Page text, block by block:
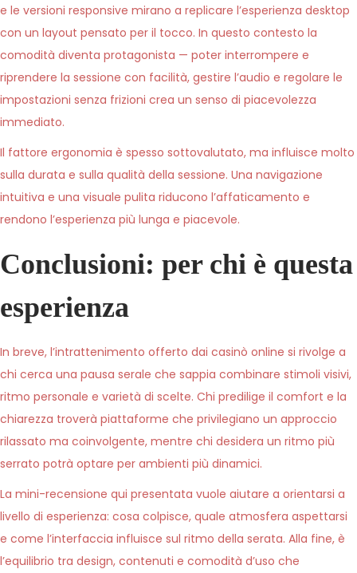
e le versioni responsive mirano a replicare l’esperienza desktop
con un layout pensato per il tocco. In questo contesto la
comodità diventa protagonista — poter interrompere e
riprendere la sessione con facilità, gestire l’audio e regolare le
impostazioni senza frizioni crea un senso di piacevolezza
immediato.
Il fattore ergonomia è spesso sottovalutato, ma influisce molto
sulla durata e sulla qualità della sessione. Una navigazione
intuitiva e una visuale pulita riducono l’affaticamento e
rendono l’esperienza più lunga e piacevole.
Conclusioni: per chi è questa
esperienza
In breve, l’intrattenimento offerto dai casinò online si rivolge a
chi cerca una pausa serale che sappia combinare stimoli visivi,
ritmo personale e varietà di scelte. Chi predilige il comfort e la
chiarezza troverà piattaforme che privilegiano un approccio
rilassato ma coinvolgente, mentre chi desidera un ritmo più
serrato potrà optare per ambienti più dinamici.
La mini-recensione qui presentata vuole aiutare a orientarsi a
livello di esperienza: cosa colpisce, quale atmosfera aspettarsi
e come l’interfaccia influisce sul ritmo della serata. Alla fine, è
l’equilibrio tra design, contenuti e comodità d’uso che